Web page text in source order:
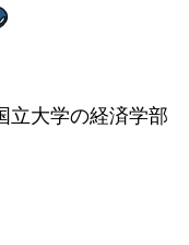
立大学の経済学部